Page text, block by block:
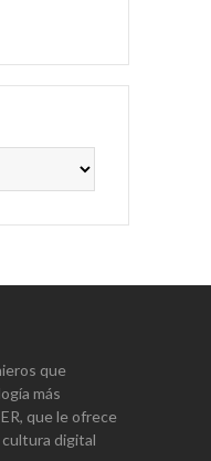
que
más
que le ofrece
digital